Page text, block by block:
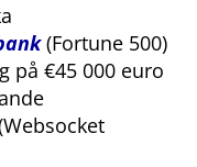
(Fortune 500)
på €45 000 euro